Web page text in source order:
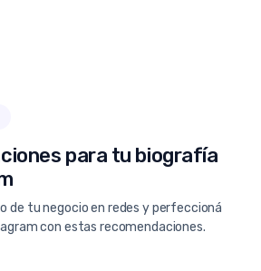
para tu biografía
de tu negocio en redes y perfeccioná
con estas recomendaciones.